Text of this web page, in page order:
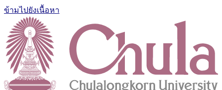
ข้ามไปยังเนื้อหา